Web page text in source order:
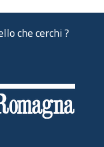
che cerchi ?